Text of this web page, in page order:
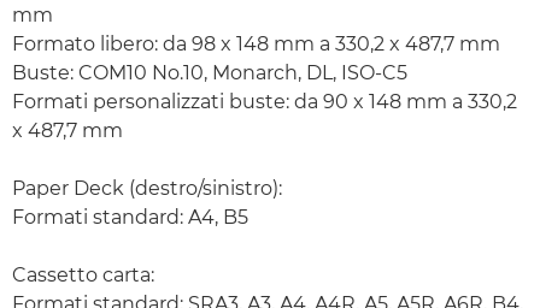
mm
Formato libero: da 98 x 148 mm a 330,2 x 487,7 mm
Buste: COM10 No.10, Monarch, DL, ISO-C5
Formati personalizzati buste: da 90 x 148 mm a 330,2
x 487,7 mm
Paper Deck (destro/sinistro):
Formati standard: A4, B5
Cassetto carta: